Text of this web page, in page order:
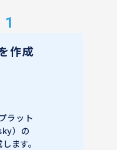
作成
ラット
）の
ます。